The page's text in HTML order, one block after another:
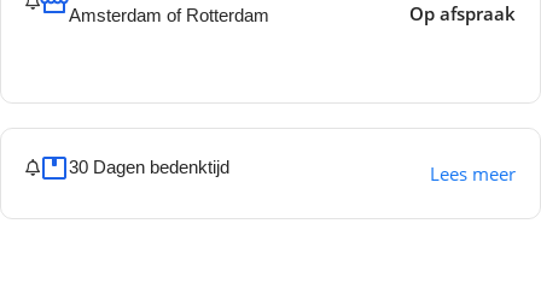
Amsterdam of Rotterdam
Op afspraak
30 Dagen bedenktijd Lees meer